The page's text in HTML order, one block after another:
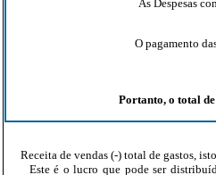
As Despesas
O pagamento
Portanto, o total de
Receita de vendas (-) total de gastos,
Este é o lucro que pode ser distribuído.